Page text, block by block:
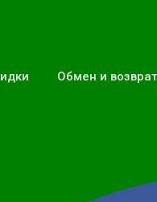
Обмен и возврат